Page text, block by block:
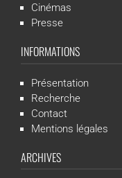
Cinémas
Presse
INFORMATIONS
Présentation
Recherche
Contact
Mentions légales
ARCHIVES